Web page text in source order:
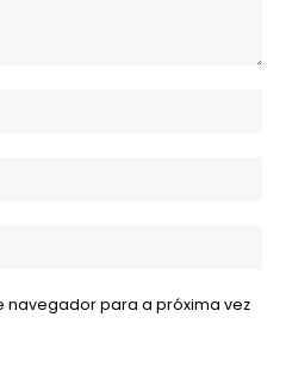
navegador para a próxima vez